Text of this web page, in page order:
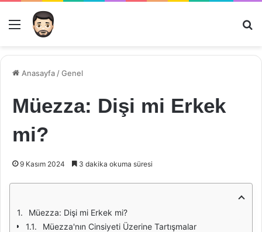
Menü
Anasayfa /Genel
Müezza: Dişi mi Erkek
mi?
9 Kasım 2024 3 dakika okuma süresi
Müezza: Dişi mi Erkek mi?
Müezza'nın Cinsiyeti Üzerine Tartışmalar